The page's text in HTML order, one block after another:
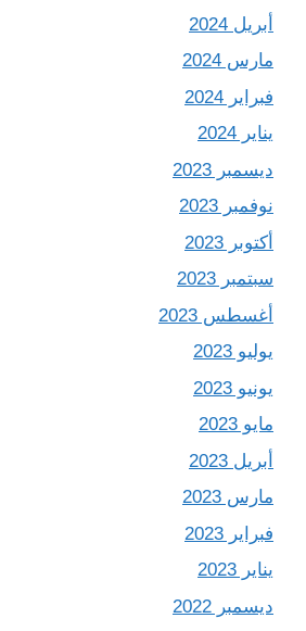
أبريل 2024
مارس 2024
فبراير 2024
يناير 2024
ديسمبر 2023
نوفمبر 2023
أكتوبر 2023
سبتمبر 2023
أغسطس 2023
يوليو 2023
يونيو 2023
مايو 2023
أبريل 2023
مارس 2023
فبراير 2023
يناير 2023
ديسمبر 2022